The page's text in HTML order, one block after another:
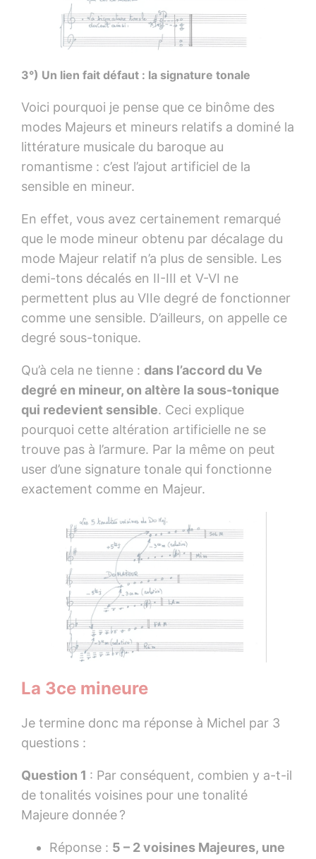
3°) Un lien fait défaut : la signature tonale
Voici pourquoi je pense que ce binôme des
modes Majeurs et mineurs relatifs a dominé la
littérature musicale du baroque au
romantisme : c’est l’ajout artificiel de la
sensible en mineur.
En effet, vous avez certainement remarqué
que le mode mineur obtenu par décalage du
mode Majeur relatif n’a plus de sensible. Les
demi-tons décalés en II-III et V-VI ne
permettent plus au VIIe degré de fonctionner
comme une sensible. D’ailleurs, on appelle ce
degré sous-tonique.
Qu’à cela ne tienne : dans l’accord du Ve
degré en mineur, on altère la sous-tonique
qui redevient sensible. Ceci explique
pourquoi cette altération artificielle ne se
trouve pas à l’armure. Par la même on peut
user d’une signature tonale qui fonctionne
exactement comme en Majeur.
La 3ce mineure
Je termine donc ma réponse à Michel par 3
questions :
Question 1 : Par conséquent, combien y a-t-il
de tonalités voisines pour une tonalité
Majeure donnée ?
Réponse : 5 – 2 voisines Majeures, une